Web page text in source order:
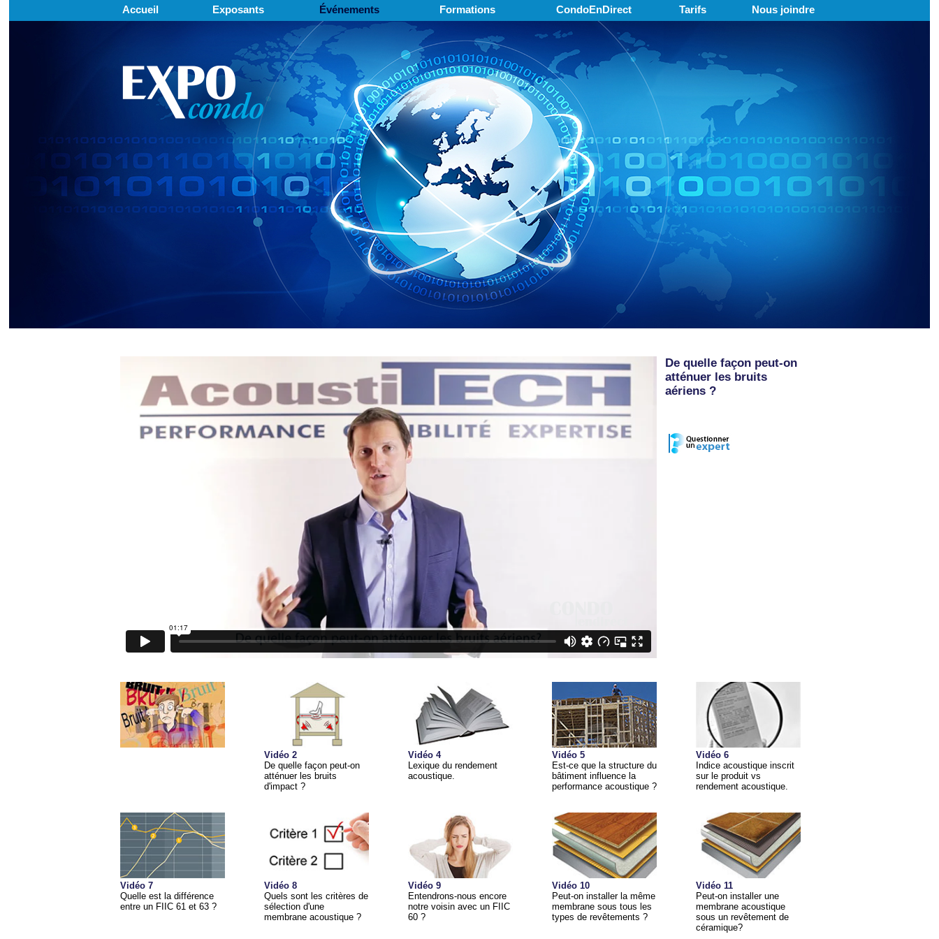
Accueil Exposants Événements Formations CondoEnDirect Tarifs Nous joindre
De quelle façon peut-on
atténuer les bruits
aériens ?
Vidéo 2
De quelle façon peut-on
atténuer les bruits
d'impact ?
Vidéo 4
Lexique du rendement
acoustique.
Vidéo 5
Est-ce que la structure du
bâtiment influence la
performance acoustique ?
Vidéo 6
Indice acoustique inscrit
sur le produit vs
rendement acoustique.
Vidéo 7
Quelle est la différence
entre un FIIC 61 et 63 ?
Vidéo 8
Quels sont les critères de
sélection d'une
membrane acoustique ?
Vidéo 9
Entendrons-nous encore
notre voisin avec un FIIC
60 ?
Vidéo 10
Peut-on installer la même
membrane sous tous les
types de revêtements ?
Vidéo 11
Peut-on installer une
membrane acoustique
sous un revêtement de
céramique?